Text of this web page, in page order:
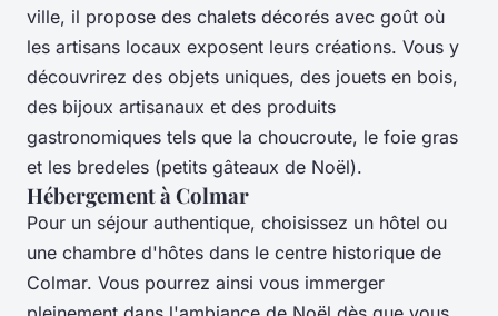
ville, il propose des chalets décorés avec goût où
les artisans locaux exposent leurs créations. Vous y
découvrirez des objets uniques, des jouets en bois,
des bijoux artisanaux et des produits
gastronomiques tels que la choucroute, le foie gras
et les bredeles (petits gâteaux de Noël).
Hébergement à Colmar
Pour un séjour authentique, choisissez un hôtel ou
une chambre d'hôtes dans le centre historique de
Colmar. Vous pourrez ainsi vous immerger